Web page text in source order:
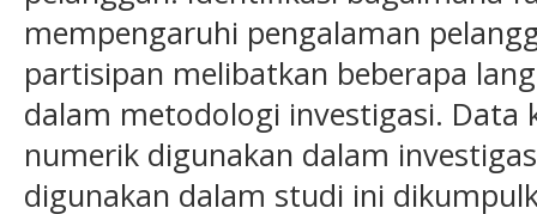
mempengaruhi pengalaman
partisipan melibatkan beberapa
dalam metodologi investigasi.
numerik digunakan dalam
digunakan dalam studi ini